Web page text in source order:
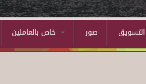
صور التسويق